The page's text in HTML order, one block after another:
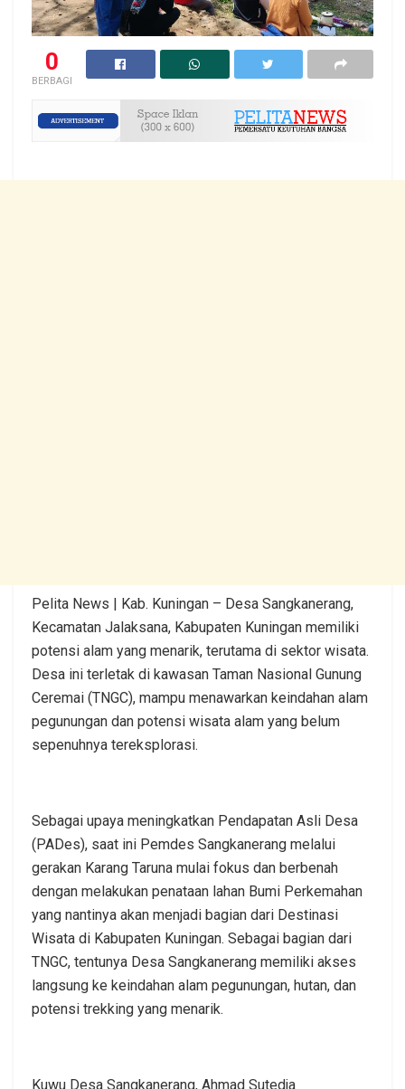
0
BERBAGI
Pelita News | Kab. Kuningan – Desa Sangkanerang,
Kecamatan Jalaksana, Kabupaten Kuningan memiliki
potensi alam yang menarik, terutama di sektor wisata.
Desa ini terletak di kawasan Taman Nasional Gunung
Ceremai (TNGC), mampu menawarkan keindahan alam
pegunungan dan potensi wisata alam yang belum
sepenuhnya tereksplorasi.
Sebagai upaya meningkatkan Pendapatan Asli Desa
(PADes), saat ini Pemdes Sangkanerang melalui
gerakan Karang Taruna mulai fokus dan berbenah
dengan melakukan penataan lahan Bumi Perkemahan
yang nantinya akan menjadi bagian dari Destinasi
Wisata di Kabupaten Kuningan. Sebagai bagian dari
TNGC, tentunya Desa Sangkanerang memiliki akses
langsung ke keindahan alam pegunungan, hutan, dan
potensi trekking yang menarik.
Kuwu Desa Sangkanerang, Ahmad Sutedja